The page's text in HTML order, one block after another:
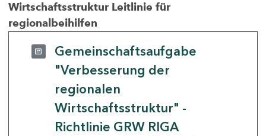
Wirtschaftsstruktur Leitlinie für
regionalbeihilfen
Gemeinschaftsaufgabe
"Verbesserung der
regionalen
Wirtschaftsstruktur" -
Richtlinie GRW RIGA